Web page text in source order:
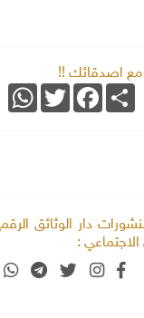
اصدقائك !!
Share
Facebook
Twitter
دار الوثائق
: